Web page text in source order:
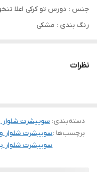
جنس : دورس تو کرکی اعلا
رنگ بندی : مشکی
نظرات
دسته‌بندی: سوییشرت شلوار
برچسب‌ها :سوییشرت شلوار
سوییشرت شلوار